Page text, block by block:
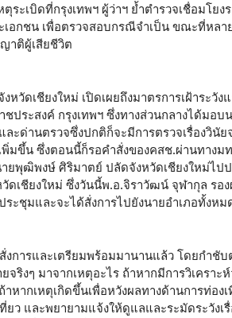
ะเบิดที่กรุงเทพฯ ผู้ว่าฯ ย้ำตำรวจเชื่อมโยง
เอกชน เพื่อตรวจสอบกรณีจำเป็น ขณะที่หลา
าติผู้เสียชีวิต
วัดเชียงใหม่ เปิดเผยถึงมาตรการเฝ้าระวัง
ประสงค์ กรุงเทพฯ ซึ่งทางส่วนกลางได้มอบ
ะด่านตรวจซึ่งปกติก็จะมีการตรวจเรื่องวินัย
มขึ้น ซึ่งตอนนี้ก็รอคำสั่งของคสช.ผ่านทางม
ยพุฒิพงษ์ ศิริมาตย์ ปลัดจังหวัดเชียงใหม่ไป
วัดเชียงใหม่ ซึ่งวันนี้พ.อ.จิราวัฒน์ จุฬากุล รอ
ะชุมและจะได้สั่งการไปยังนายอำเภอทั้งหม
งการและเตรียมพร้อมมานานแล้ว โดยกำชั
จริงๆ มาจากเหตุอะไร ถ้าหากมีการวิเคราะ
หากเหตุเกิดขึ้นเพื่อหวังผลทางด้านการท่อง
ยว และพยายามแจ้งให้ดูแลและระมัดระวังเ